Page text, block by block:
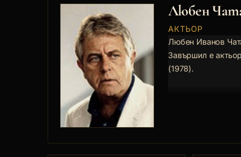
Любен
АКТЬОР
Любен Иванов
Завършил е
(1978).